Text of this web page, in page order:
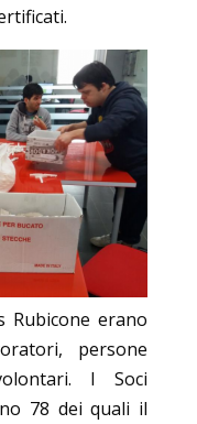
Rubicone erano
persone
I Soci
78 dei quali il